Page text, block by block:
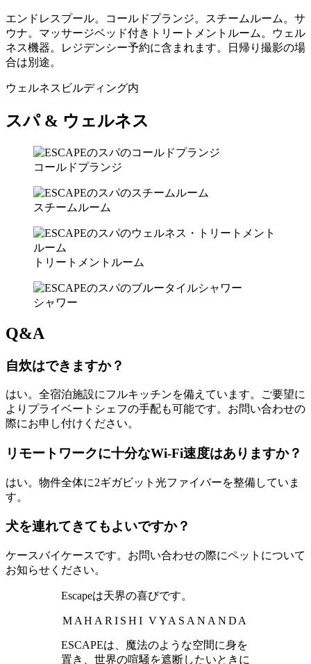
エンドレスプール。コールドプランジ。スチームルーム。サ
ウナ。マッサージベッド付きトリートメントルーム。ウェル
ネス機器。レジデンシー予約に含まれます。日帰り撮影の場
合は別途。
ウェルネスビルディング内
スパ & ウェルネス
コールドプランジ
スチームルーム
トリートメントルーム
シャワー
Q&A
自炊はできますか？
はい。全宿泊施設にフルキッチンを備えています。ご要望に
よりプライベートシェフの手配も可能です。お問い合わせの
際にお申し付けください。
リモートワークに十分なWi-Fi速度はありますか？
はい。物件全体に2ギガビット光ファイバーを整備していま
す。
犬を連れてきてもよいですか？
ケースバイケースです。お問い合わせの際にペットについて
お知らせください。
Escapeは天界の喜びです。
MAHARISHI VYASANANDA
ESCAPEは、魔法のような空間に身を
置き、世界の喧騒を遮断したいときに